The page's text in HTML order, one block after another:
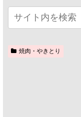
焼肉・やきとり